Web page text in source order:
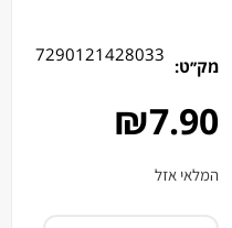
מק׳׳ט:
7290121428033
₪7.90
המלאי אזל